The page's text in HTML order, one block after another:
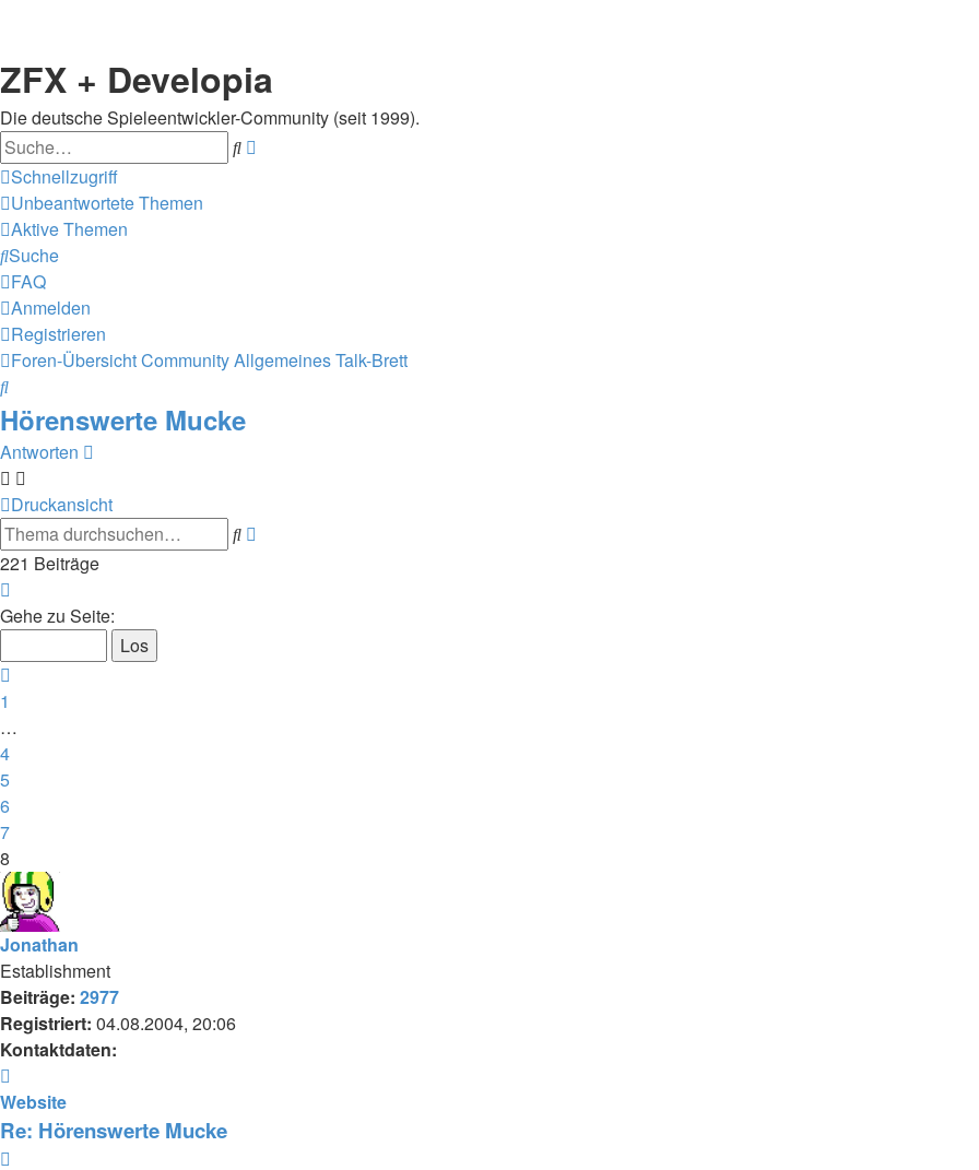
ZFX + Developia
Die deutsche Spieleentwickler-Community (seit 1999).
Suche
Schnellzugriff
Unbeantwortete Themen
Aktive Themen
Suche
FAQ
Anmelden
Registrieren
Foren-ÜbersichtCommunityAllgemeines Talk-Brett
Suche
Hörenswerte Mucke
Antworten
Druckansicht
Suche
221 Beiträge
8
8
Gehe zu Seite:
1
…
4
5
6
7
8
Jonathan
Establishment
Beiträge: 2977
Registriert: 04.08.2004, 20:06
Kontaktdaten:
von
Jonathan
Website
Re: Hörenswerte Mucke